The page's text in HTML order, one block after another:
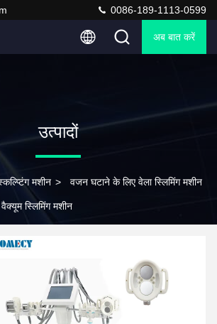
0086-189-1113-0599
अब बात करें
उत्पादों
मशीन > वजन घटाने के लिए वेला स्लिमिंग मशीन
स्लिमिंग मशीन